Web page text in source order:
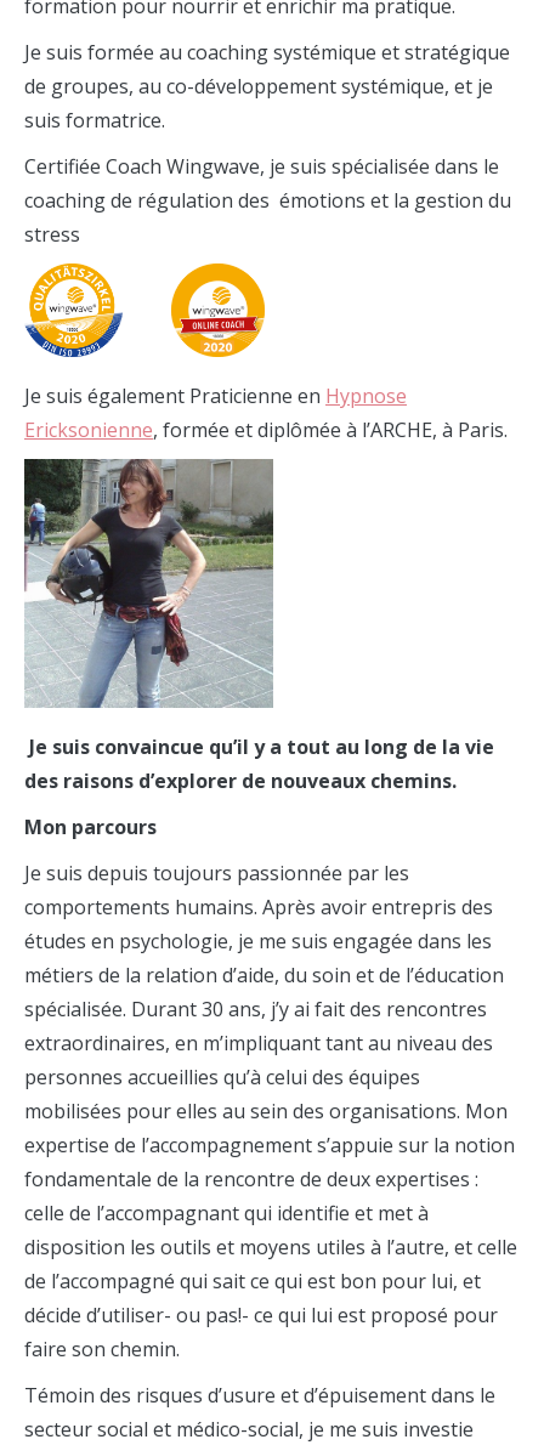
formation pour nourrir et enrichir ma pratique.
Je suis formée au coaching systémique et stratégique
de groupes, au co-développement systémique, et je
suis formatrice.
Certifiée Coach Wingwave, je suis spécialisée dans le
coaching de régulation des émotions et la gestion du
stress
Je suis également Praticienne en Hypnose
Ericksonienne, formée et diplômée à l’ARCHE, à Paris.
Je suis convaincue qu’il y a tout au long de la vie
des raisons d’explorer de nouveaux chemins.
Mon parcours
Je suis depuis toujours passionnée par les
comportements humains. Après avoir entrepris des
études en psychologie, je me suis engagée dans les
métiers de la relation d’aide, du soin et de l’éducation
spécialisée. Durant 30 ans, j’y ai fait des rencontres
extraordinaires, en m’impliquant tant au niveau des
personnes accueillies qu’à celui des équipes
mobilisées pour elles au sein des organisations. Mon
expertise de l’accompagnement s’appuie sur la notion
fondamentale de la rencontre de deux expertises :
celle de l’accompagnant qui identifie et met à
disposition les outils et moyens utiles à l’autre, et celle
de l’accompagné qui sait ce qui est bon pour lui, et
décide d’utiliser- ou pas!- ce qui lui est proposé pour
faire son chemin.
Témoin des risques d’usure et d’épuisement dans le
secteur social et médico-social, je me suis investie